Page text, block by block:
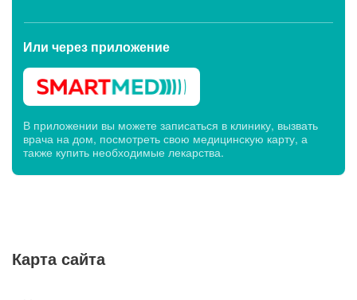
Или через приложение
В приложении вы можете записаться в клинику, вызвать
врача на дом, посмотреть свою медицинскую карту, а
также купить необходимые лекарства.
Карта сайта